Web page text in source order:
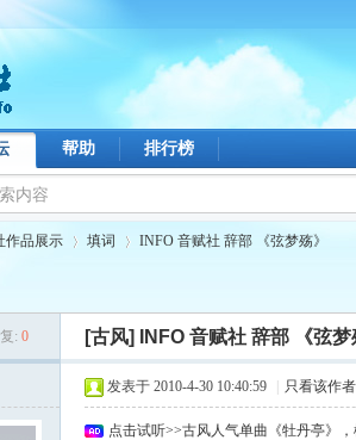
帮助 排行榜
作品展示 填词
›
INFO 音赋社 辞部 《弦梦殇》
: 0 [古风] INFO 音赋社 辞部 《弦梦
发表于 2010-4-30 10:40:59 只看该作者
点击试听>>古风人气单曲《牡丹亭》